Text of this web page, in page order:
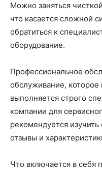
Можно заняться
что касается сложной
обратиться к
оборудование.
Профессиональное
обслуживание, которое
выполняется строго
компании для
рекомендуется
отзывы и
Что включается в себя